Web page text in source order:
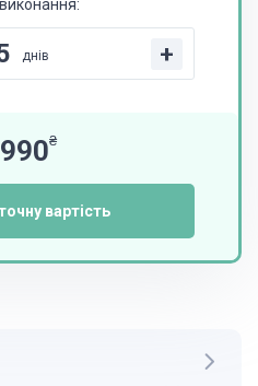
днів +
990₴
вартість